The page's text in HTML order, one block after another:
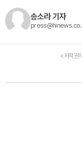
송소라 기자
<저작권